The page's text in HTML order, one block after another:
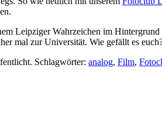
Leipziger Wahrzeichen im
mal zur Universität. Wie gefällt es
Schlagwörter: analog, Film,